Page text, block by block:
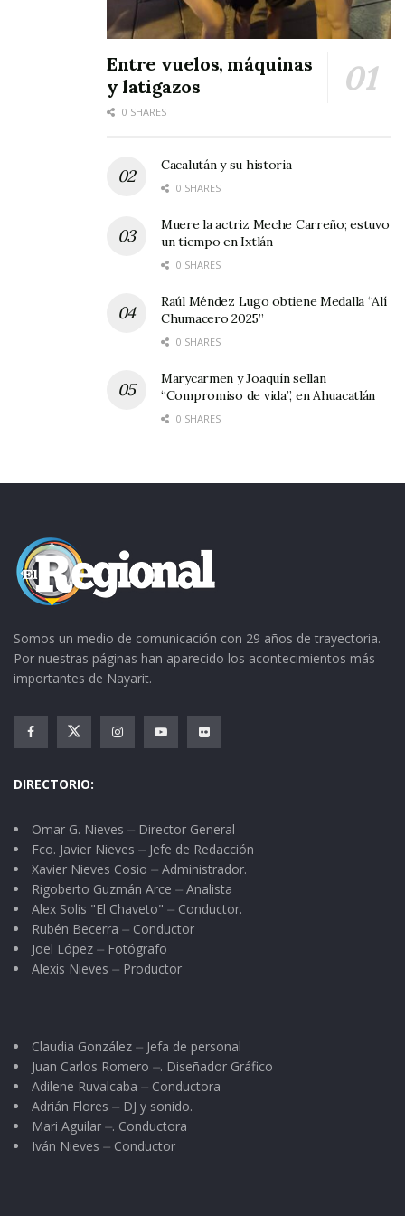
Entre vuelos, máquinas
y latigazos
0 SHARES
Cacalután y su historia
0 SHARES
Muere la actriz Meche Carreño; estuvo
un tiempo en Ixtlán
0 SHARES
Raúl Méndez Lugo obtiene Medalla “Alí
Chumacero 2025”
0 SHARES
Marycarmen y Joaquín sellan
“Compromiso de vida”, en Ahuacatlán
0 SHARES
Somos un medio de comunicación con 29 años de trayectoria.
Por nuestras páginas han aparecido los acontecimientos más
importantes de Nayarit.
DIRECTORIO:
Omar G. Nieves ⏤ Director General
Fco. Javier Nieves ⏤ Jefe de Redacción
Xavier Nieves Cosio ⏤ Administrador.
Rigoberto Guzmán Arce ⏤ Analista
Alex Solis "El Chaveto" ⏤ Conductor.
Rubén Becerra ⏤ Conductor
Joel López ⏤ Fotógrafo
Alexis Nieves ⏤ Productor
Claudia González ⏤ Jefa de personal
Juan Carlos Romero ⏤. Diseñador Gráfico
Adilene Ruvalcaba ⏤ Conductora
Adrián Flores ⏤ DJ y sonido.
Mari Aguilar ⏤. Conductora
Iván Nieves ⏤ Conductor